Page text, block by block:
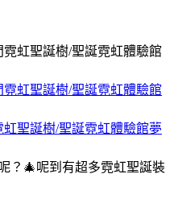
虹聖誕樹/聖誕霓虹體驗館夢
？🎄呢到有超多霓虹聖誕裝